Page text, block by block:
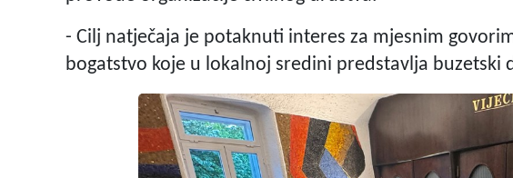
- Cilj natječaja je potaknuti interes za mjesnim
bogatstvo koje u lokalnoj sredini predstavlja buzetski